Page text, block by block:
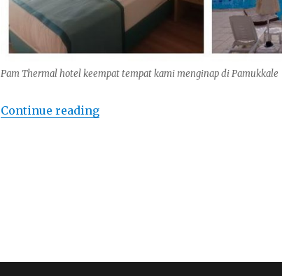
Pam Thermal hotel keempat tempat kami menginap di Pamukkale
Continue reading“Catatan Umrah Plus Turki 17